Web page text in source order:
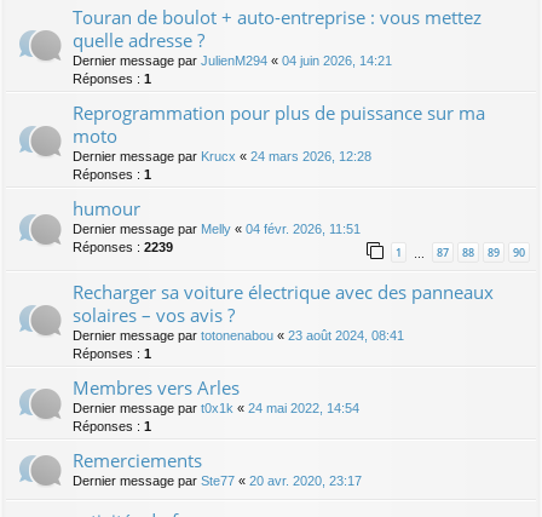
Touran de boulot + auto-entreprise : vous mettez
quelle adresse ?
Dernier message par JulienM294 « 04 juin 2026, 14:21
Réponses : 1
Reprogrammation pour plus de puissance sur ma
moto
Dernier message par Krucx « 24 mars 2026, 12:28
Réponses : 1
humour
Dernier message par Melly « 04 févr. 2026, 11:51
Réponses : 2239 1 … 87 88 89 90
Recharger sa voiture électrique avec des panneaux
solaires – vos avis ?
Dernier message par totonenabou « 23 août 2024, 08:41
Réponses : 1
Membres vers Arles
Dernier message par t0x1k « 24 mai 2022, 14:54
Réponses : 1
Remerciements
Dernier message par Ste77 « 20 avr. 2020, 23:17